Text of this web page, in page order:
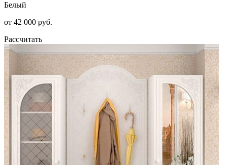
Белый
от 42 000 руб.
Рассчитать